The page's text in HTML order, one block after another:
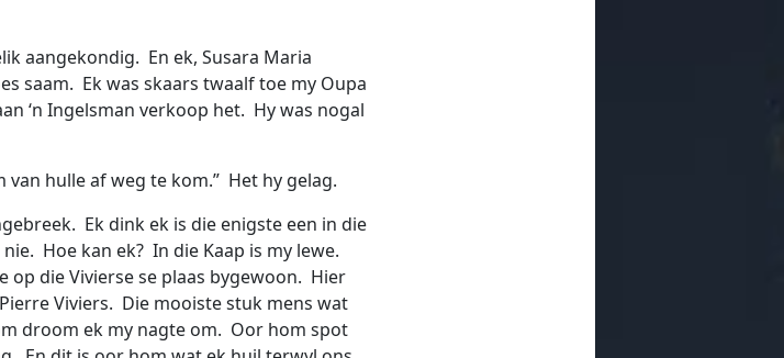
aangekondig. En ek, Susara Maria
saam. Ek was skaars twaalf toe my Oupa
‘n Ingelsman verkoop het. Hy was nogal
van hulle af weg te kom.” Het hy gelag.
Ek dink ek is die enigste een in die
Hoe kan ek? In die Kaap is my lewe.
op die Vivierse se plaas bygewoon. Hier
Viviers. Die mooiste stuk mens wat
droom ek my nagte om. Oor hom spot